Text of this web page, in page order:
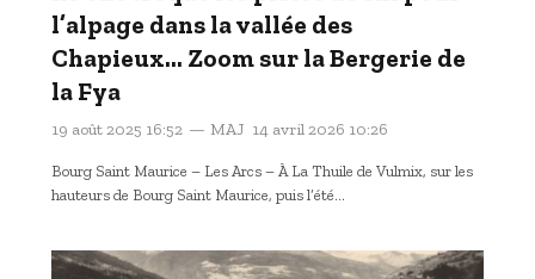
l’alpage dans la vallée des
Chapieux… Zoom sur la Bergerie de
la Fya
19 août 2025 16:52 MAJ 14 avril 2026 10:26
Bourg Saint Maurice – Les Arcs – À La Thuile de Vulmix, sur les
hauteurs de Bourg Saint Maurice, puis l’été…